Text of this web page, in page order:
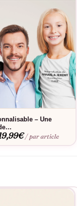
ce lien si
notre
– Une
€ / par article